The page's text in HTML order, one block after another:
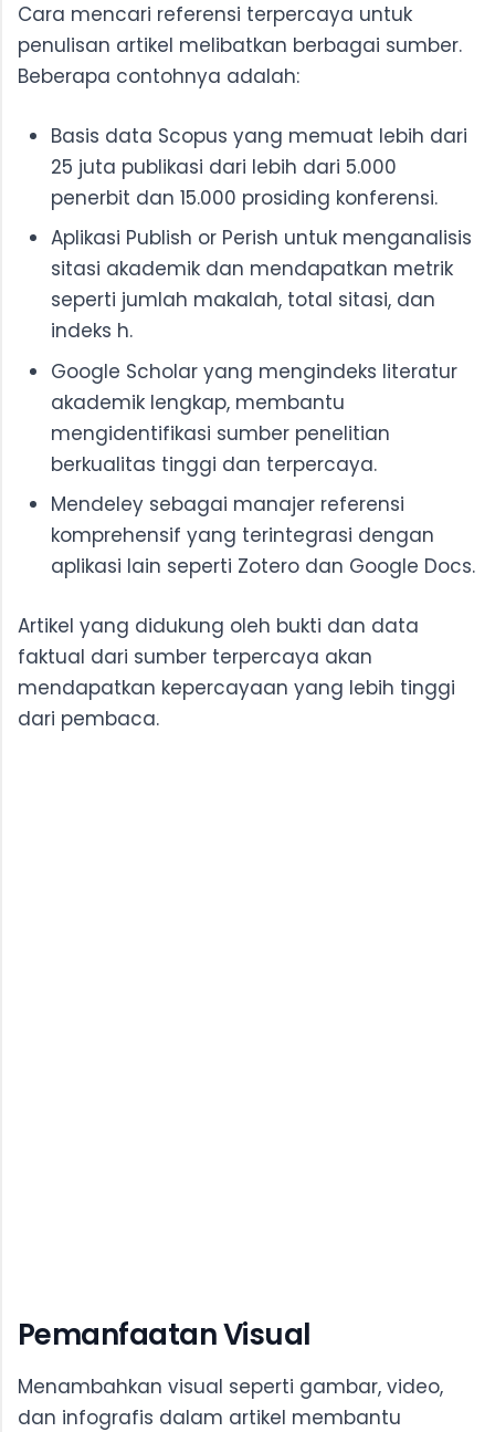
Cara mencari referensi terpercaya untuk
penulisan artikel melibatkan berbagai sumber.
Beberapa contohnya adalah:
Basis data Scopus yang memuat lebih dari
25 juta publikasi dari lebih dari 5.000
penerbit dan 15.000 prosiding konferensi.
Aplikasi Publish or Perish untuk menganalisis
sitasi akademik dan mendapatkan metrik
seperti jumlah makalah, total sitasi, dan
indeks h.
Google Scholar yang mengindeks literatur
akademik lengkap, membantu
mengidentifikasi sumber penelitian
berkualitas tinggi dan terpercaya.
Mendeley sebagai manajer referensi
komprehensif yang terintegrasi dengan
aplikasi lain seperti Zotero dan Google Docs.
Artikel yang didukung oleh bukti dan data
faktual dari sumber terpercaya akan
mendapatkan kepercayaan yang lebih tinggi
dari pembaca.
Pemanfaatan Visual
Menambahkan visual seperti gambar, video,
dan infografis dalam artikel membantu